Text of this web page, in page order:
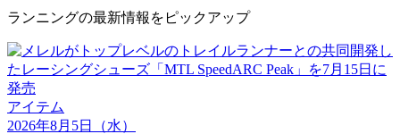
ランニングの最新情報をピックアップ
アイテム
2026年8月5日
（水）